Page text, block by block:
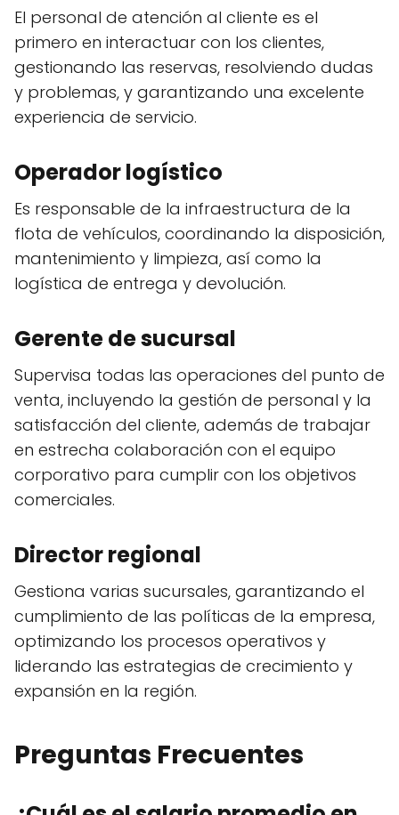
El personal de atención al cliente es el
primero en interactuar con los clientes,
gestionando las reservas, resolviendo dudas
y problemas, y garantizando una excelente
experiencia de servicio.
Operador logístico
Es responsable de la infraestructura de la
flota de vehículos, coordinando la disposición,
mantenimiento y limpieza, así como la
logística de entrega y devolución.
Gerente de sucursal
Supervisa todas las operaciones del punto de
venta, incluyendo la gestión de personal y la
satisfacción del cliente, además de trabajar
en estrecha colaboración con el equipo
corporativo para cumplir con los objetivos
comerciales.
Director regional
Gestiona varias sucursales, garantizando el
cumplimiento de las políticas de la empresa,
optimizando los procesos operativos y
liderando las estrategias de crecimiento y
expansión en la región.
Preguntas Frecuentes